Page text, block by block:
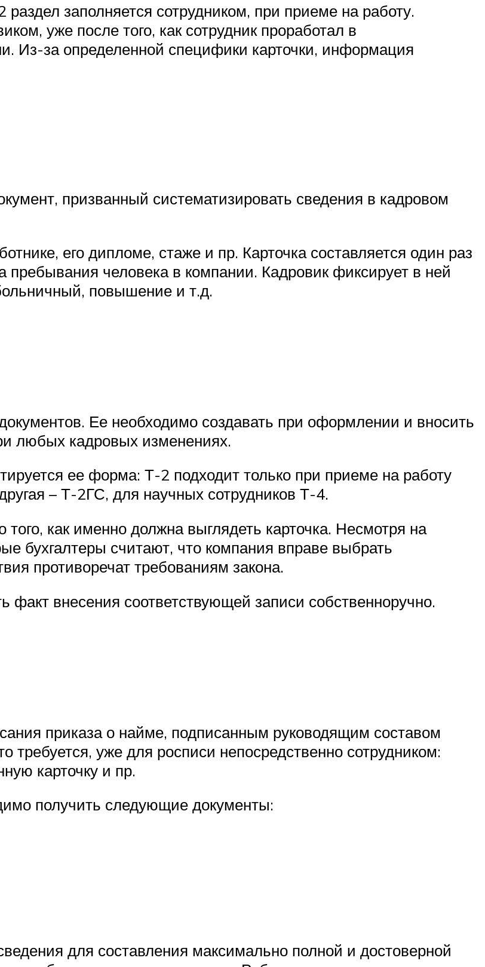
раздел заполняется сотрудником, при приеме на работу.
уже после того, как сотрудник проработал в
Из-за определенной специфики карточки, информация
призванный систематизировать сведения в кадровом
его дипломе, стаже и пр. Карточка составляется один раз
пребывания человека в компании. Кадровик фиксирует в ней
повышение и т.д.
Ее необходимо создавать при оформлении и вносить
любых кадровых изменениях.
ее форма: Т-2 подходит только при приеме на работу
– Т-2ГС, для научных сотрудников Т-4.
как именно должна выглядеть карточка. Несмотря на
бухгалтеры считают, что компания вправе выбрать
противоречат требованиям закона.
факт внесения соответствующей записи собственноручно.
приказа о найме, подписанным руководящим составом
требуется, уже для росписи непосредственно сотрудником:
карточку и пр.
получить следующие документы:
для составления максимально полной и достоверной